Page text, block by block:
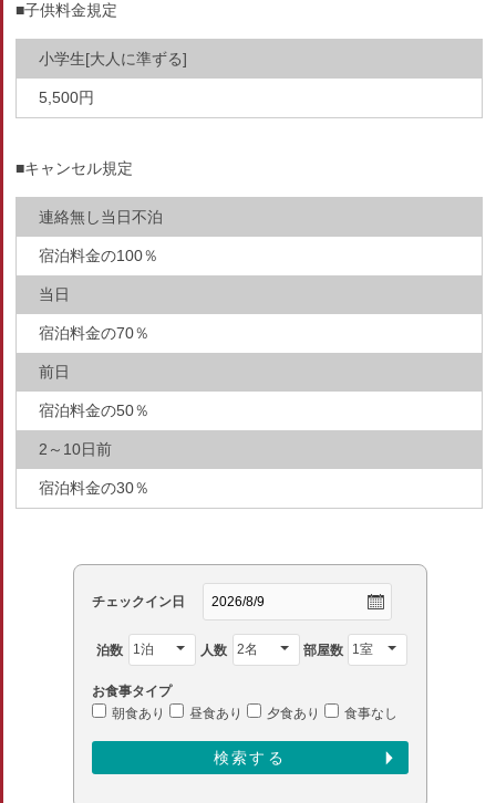
■子供料金規定
小学生[大人に準ずる]
5,500円
■キャンセル規定
連絡無し当日不泊
宿泊料金の100％
当日
宿泊料金の70％
前日
宿泊料金の50％
2～10日前
宿泊料金の30％
チェックイン日
泊数 人数 部屋数
お食事タイプ
朝食あり
昼食あり 夕食あり 食事なし